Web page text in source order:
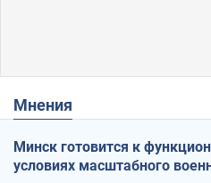
Мнения
Минск готовится к
условиях масштабного